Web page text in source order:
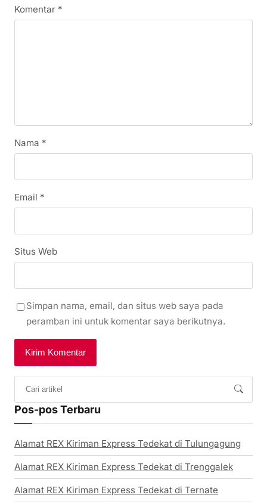
Komentar *
Nama *
Email *
Situs Web
Simpan nama, email, dan situs web saya pada
peramban ini untuk komentar saya berikutnya.
Pos-pos Terbaru
Alamat REX Kiriman Express Tedekat di Tulungagung
Alamat REX Kiriman Express Tedekat di Trenggalek
Alamat REX Kiriman Express Tedekat di Ternate